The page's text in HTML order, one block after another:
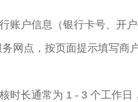
账户信息（银行卡号、开户
网点，按页面提示填写商
时长通常为 1 - 3 个工作